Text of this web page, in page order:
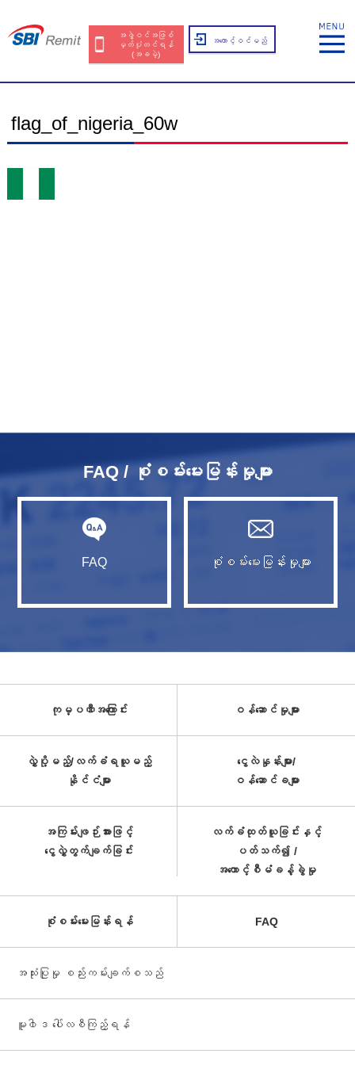
အဖွဲ့ဝင်အဖြစ်
မှတ်ပုံတင်ရန်
(အခမဲ့)
အကောင့်ဝင်မည်
flag_of_nigeria_60w
FAQ / စုံစမ်းမေးမြန်းမှုများ
FAQ စုံစမ်းမေးမြန်းမှုများ
ကုမ္ပဏီအကြောင်း ဝန်ဆောင်မှုများ
လွှဲပို့မည့်/လက်ခံရယူမည့်
နိုင်ငံများ
ငွေလဲနှုန်းများ/
ဝန်ဆောင်ခများ
အကြမ်းဖျဉ်းအားဖြင့်
ငွေလွှဲတွက်ချက်ခြင်း
လက်ခံထုတ်ယူခြင်းနှင့်
ပတ်သက်၍ /
အကောင့်စီမံခန့်ခွဲမှု
စုံစမ်းမေးမြန်းရန် FAQ
အသုံးပြုမှု စည်းကမ်းချက်စသည်
မူ၀ါဒ ပေါ်လစီကြည့်ရန်